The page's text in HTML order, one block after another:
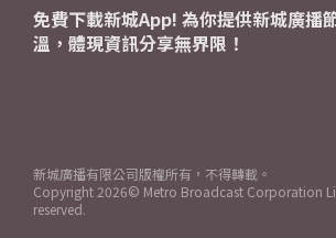
免費下載新城App! 為你提供新城廣播
溫，體現資訊分享無界限！
新城廣播有限公司版權所有，不得轉載。
Copyright 2026© Metro Broadcast Corporation
reserved.